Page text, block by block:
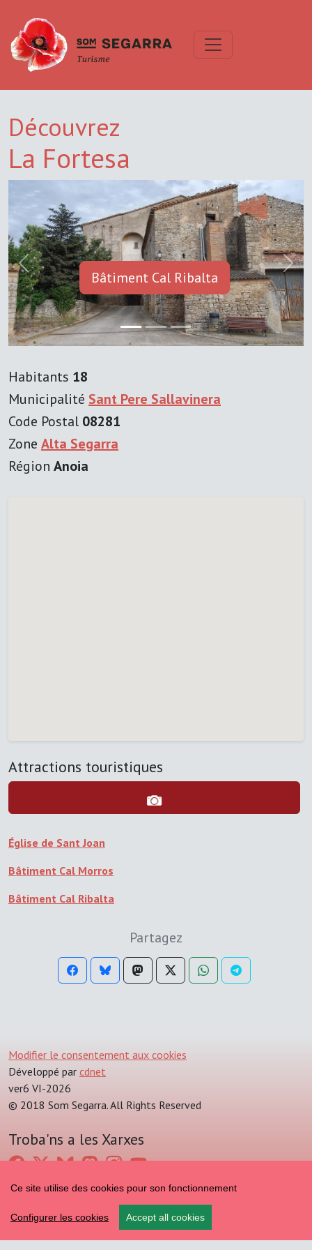
Ce site utilise des cookies pour son fonctionnement
Configurer les cookies Accept all cookies
Découvrez
La Fortesa
Bâtiment Cal Ribalta
Previous Next
Habitants 18
Municipalité Sant Pere Sallavinera
Code Postal 08281
Zone Alta Segarra
Région Anoia
Attractions touristiques
Église de Sant Joan
Bâtiment Cal Morros
Bâtiment Cal Ribalta
Partagez
Modifier le consentement aux cookies
Développé par cdnet
ver6 VI-2026
© 2018 Som Segarra. All Rights Reserved
Troba'ns a les Xarxes